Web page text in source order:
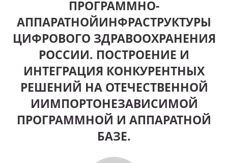
ПРОГРАММНО-
АППАРАТНОЙИНФРАСТРУКТУРЫ
ЦИФРОВОГО ЗДРАВООХРАНЕНИЯ
РОССИИ. ПОСТРОЕНИЕ И
ИНТЕГРАЦИЯ КОНКУРЕНТНЫХ
РЕШЕНИЙ НА ОТЕЧЕСТВЕННОЙ
ИИМПОРТОНЕЗАВИСИМОЙ
ПРОГРАММНОЙ И АППАРАТНОЙ
БАЗЕ.